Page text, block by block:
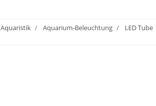
Aquaristik Aquarium-Beleuchtung LED Tube